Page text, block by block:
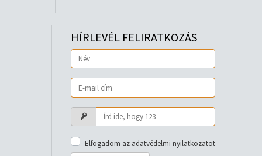
HÍRLEVÉL FELIRATKOZÁS
Elfogadom az adatvédelmi nyilatkozatot